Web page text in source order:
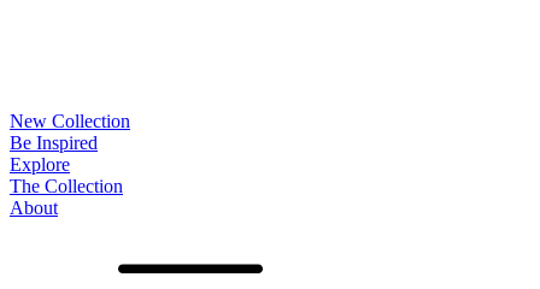
New Collection
Be Inspired
Explore
The Collection
About
OberflächenGestelleOptionen